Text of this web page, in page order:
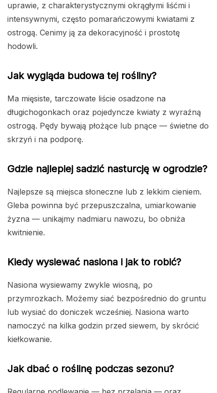
uprawie, z charakterystycznymi okrągłymi liśćmi i
intensywnymi, często pomarańczowymi kwiatami z
ostrogą. Cenimy ją za dekoracyjność i prostotę
hodowli.
Jak wygląda budowa tej rośliny?
Ma mięsiste, tarczowate liście osadzone na
długichogonkach oraz pojedyncze kwiaty z wyraźną
ostrogą. Pędy bywają płożące lub pnące — świetne do
skrzyń i na podporę.
Gdzie najlepiej sadzić nasturcję w ogrodzie?
Najlepsze są miejsca słoneczne lub z lekkim cieniem.
Gleba powinna być przepuszczalna, umiarkowanie
żyzna — unikajmy nadmiaru nawozu, bo obniża
kwitnienie.
Kiedy wysiewać nasiona i jak to robić?
Nasiona wysiewamy zwykle wiosną, po
przymrozkach. Możemy siać bezpośrednio do gruntu
lub wysiać do doniczek wcześniej. Nasiona warto
namoczyć na kilka godzin przed siewem, by skrócić
kiełkowanie.
Jak dbać o roślinę podczas sezonu?